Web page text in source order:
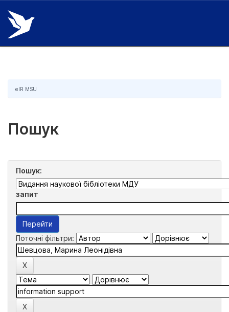
Skip
navigation
eIR MSU
Пошук
Пошук:
запит
Поточні фільтри: